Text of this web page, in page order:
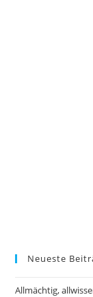
Neueste
Allmächtig,